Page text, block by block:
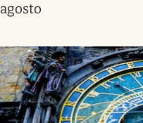
agosto